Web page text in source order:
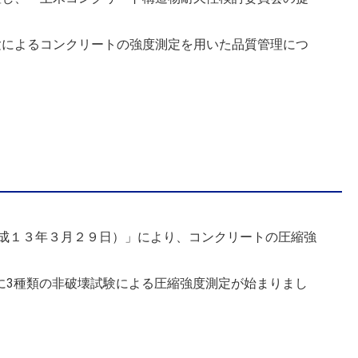
よるコンクリートの強度測定を用いた品質管理につ
３年３月２９日）」により、コンクリートの圧縮強
3種類の非破壊試験による圧縮強度測定が始まりまし